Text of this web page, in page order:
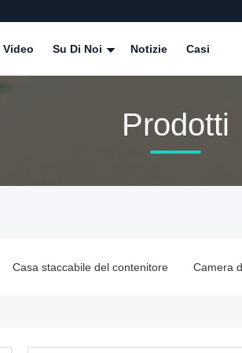
Video Su Di Noi Notizie Casi
Prodotti
Casa staccabile del contenitore Camera